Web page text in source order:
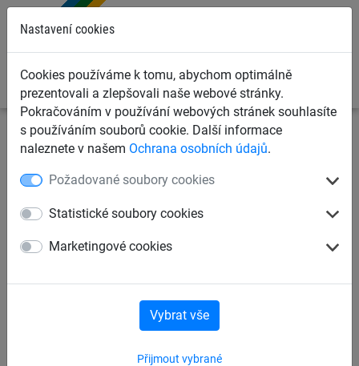
Nastavení cookies
Cookies používáme k tomu, abychom optimálně
prezentovali a zlepšovali naše webové stránky.
Pokračováním v používání webových stránek souhlasíte
s používáním souborů cookie. Další informace
naleznete v našem Ochrana osobních údajů.
Požadované soubory cookies
Statistické soubory cookies
Marketingové cookies
Přijmout vybrané
Vybrat vše
Ochranné sítě a plachty
Kontejnerové sítě a plachty pro
Kontejnerová síť, PP 2,3 mm